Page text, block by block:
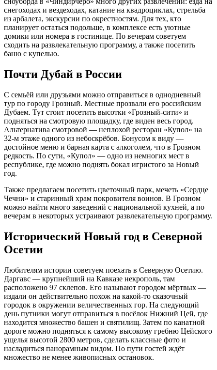
снегоходах и вездеходах, катание на квадроциклах, стрельба
из арбалета, экскурсии по окрестностям. Для тех, кто
планирует остаться подольше, в комплексе есть уютные
домики или номера в гостинице. По вечерам советуем
сходить на развлекательную программу, а также посетить
баню с купелью.
Почти Дубай в России
С семьёй или друзьями можно отправиться в однодневный
тур по городу Грозный. Местные прозвали его российским
Дубаем. Тут стоит посетить высотки «Грозный-сити» и
подняться на смотровую площадку, где виден весь город.
Альтернатива смотровой — неплохой ресторан «Купол» на
32-м этаже одного из небоскрёбов. Бонусом к виду —
достойное меню и барная карта с алкоголем, что в Грозном
редкость. По сути, «Купол» — одно из немногих мест в
республике, где можно поднять бокал игристого за Новый
год.
Также предлагаем посетить цветочный парк, мечеть «Сердце
Чечни» и старинный храм покровителя воинов. В Грозном
можно найти много заведений с национальной кухней, а по
вечерам в некоторых устраивают развлекательную программу.
Исторический Новый год в Северной
Осетии
Любителям истории советуем поехать в Северную Осетию.
Даргавс — крупнейший на Кавказе некрополь, там
расположено 97 склепов. Его называют городом мёртвых —
издали он действительно похож на какой-то сказочный
городок в окружении величественных гор. На следующий
день путники могут отправиться в посёлок Нижний Цей, где
находится множество башен и святилищ. Затем по канатной
дороге можно подняться к самому высокому гребню Цейского
ущелья высотой 2800 метров, сделать классные фото и
насладиться панорамным видом. По пути гостей ждёт
множество не менее живописных остановок.